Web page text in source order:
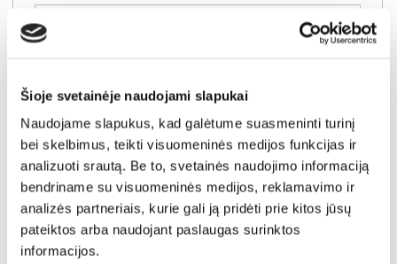
Šioje svetainėje naudojami slapukai
Naudojame slapukus, kad galėtume suasmeninti turinį
bei skelbimus, teikti visuomeninės medijos funkcijas ir
analizuoti srautą. Be to, svetainės naudojimo informaciją
bendriname su visuomeninės medijos, reklamavimo ir
analizės partneriais, kurie gali ją pridėti prie kitos jūsų
pateiktos arba naudojant paslaugas surinktos
informacijos.